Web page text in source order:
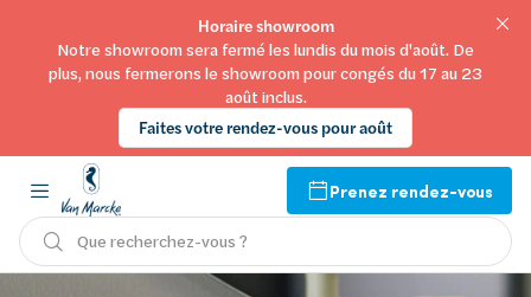
Prenez rendez-vous
Que recherchez-vous ?
Horaire showroom
Notre showroom sera fermé les lundis du mois d'août. De
plus, nous fermerons le showroom pour congés du 17 au 23
août inclus.
Faites votre rendez-vous pour août